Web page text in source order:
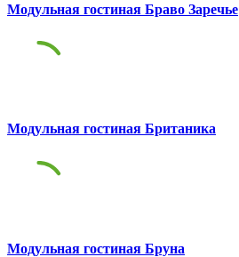
Модульная гостиная Браво Заречье
Модульная гостиная Британика
Модульная гостиная Бруна